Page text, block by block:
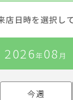
お知らせ
掲載の申込み
店日時を選択し
2026年08 月
今週